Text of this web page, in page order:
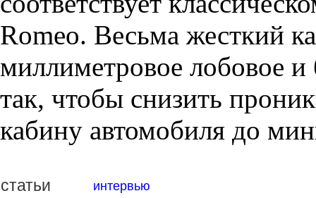
Romeo. Весьма жесткий
миллиметровое лобовое
так, чтобы снизить
кабину автомобиля до
статьи интервью